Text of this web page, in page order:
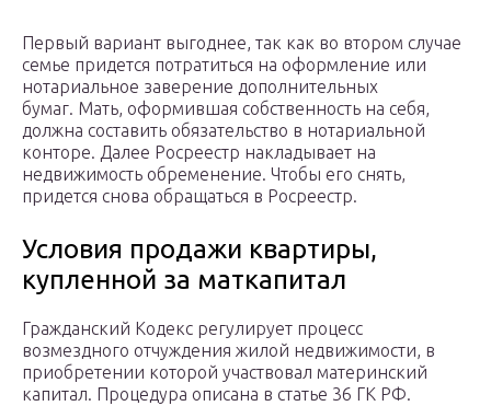
Первый вариант выгоднее, так как во втором случае
семье придется потратиться на оформление или
нотариальное заверение дополнительных
бумаг. Мать, оформившая собственность на себя,
должна составить обязательство в нотариальной
конторе. Далее Росреестр накладывает на
недвижимость обременение. Чтобы его снять,
придется снова обращаться в Росреестр.
Условия продажи квартиры,
купленной за маткапитал
Гражданский Кодекс регулирует процесс
возмездного отчуждения жилой недвижимости, в
приобретении которой участвовал материнский
капитал. Процедура описана в статье 36 ГК РФ.